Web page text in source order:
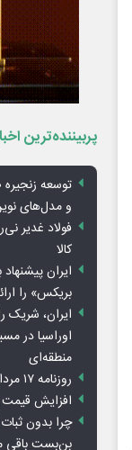
پربیننده‌ترین
توسعه
و مدل‌های
کالا
ایران
بریکس» را
ایران، شریک
اوراسیا در
منطقه‌ای
روزنامه ۱۷ مرداد
افزایش
چرا بدون
بن‌بست باقی